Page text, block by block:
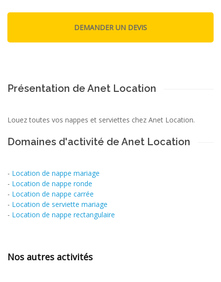
Présentation de Anet Location
Louez toutes vos nappes et serviettes chez Anet Location.
Domaines d'activité de Anet Location
- Location de nappe mariage
- Location de nappe ronde
- Location de nappe carrée
- Location de serviette mariage
- Location de nappe rectangulaire
Nos autres activités